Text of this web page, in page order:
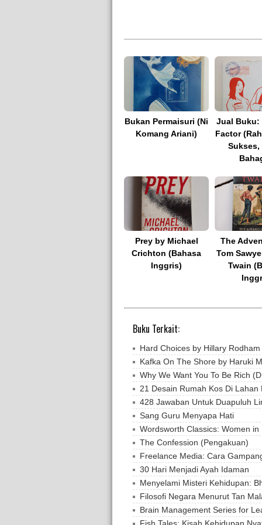
Bukan Permaisuri (Ni
Komang Ariani)
Jual Buku:
Factor
Sukses,
Prey by Michael
Crichton (Bahasa
Inggris)
The
Tom
Twain
Buku Terkait:
Hard Choices by Hillary
Kafka On The Shore by Haruki
Why We Want You To Be Rich
21 Desain Rumah Kos Di
428 Jawaban Untuk Duapuluh
Sang Guru Menyapa Hati
Wordsworth Classics: Women in
The Confession (Pengakuan)
Freelance Media: Cara
30 Hari Menjadi Ayah Idaman
Menyelami Misteri Kehidupan:
Filosofi Negara Menurut Tan
Brain Management Series for